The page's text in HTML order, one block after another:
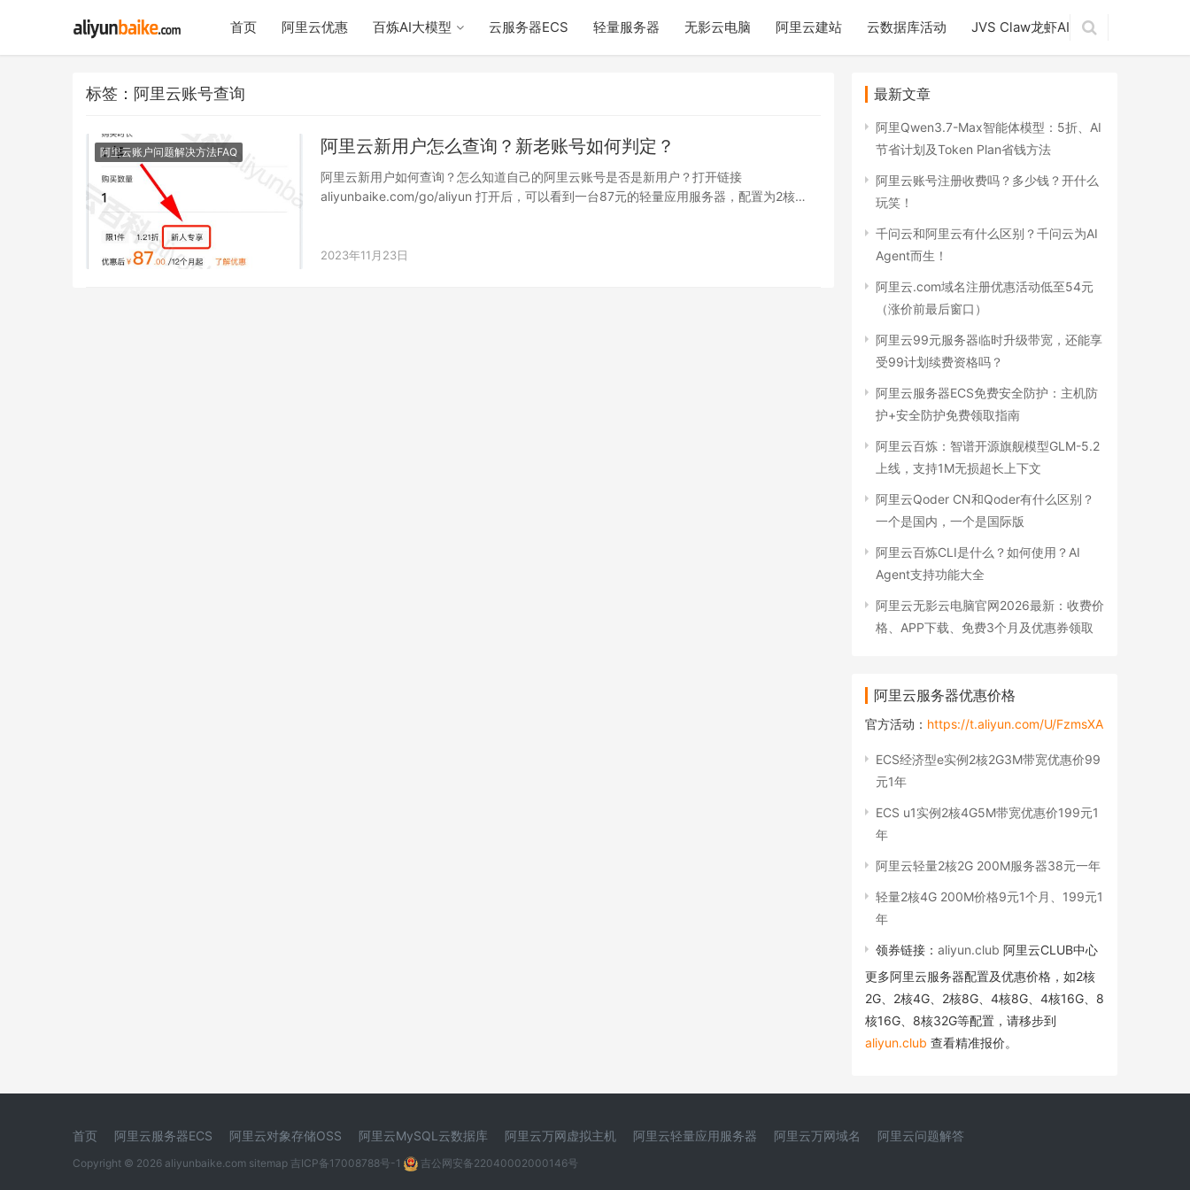
首页 阿里云优惠 百炼AI大模型 云服务器ECS 轻量服务器 无影云电脑 阿里云建站 云数据库活动 JVS Claw龙虾AI
标签：阿里云账号查询
阿里云账户问题解决方法FAQ 阿里云新用户怎么查询？新老账号如何判定？
阿里云新用户如何查询？怎么知道自己的阿里云账号是否是新用户？打开链接
aliyunbaike.com/go/aliyun 打开后，可以看到一台87元的轻量应用服务器，配置为2核
2023年11月23日
最新文章
阿里Qwen3.7-Max智能体模型：5折、AI
节省计划及Token Plan省钱方法
阿里云账号注册收费吗？多少钱？开什么
玩笑！
千问云和阿里云有什么区别？千问云为AI
Agent而生！
阿里云.com域名注册优惠活动低至54元
（涨价前最后窗口）
阿里云99元服务器临时升级带宽，还能享
受99计划续费资格吗？
阿里云服务器ECS免费安全防护：主机防
护+安全防护免费领取指南
阿里云百炼：智谱开源旗舰模型GLM-5.2
上线，支持1M无损超长上下文
阿里云Qoder CN和Qoder有什么区别？
一个是国内，一个是国际版
阿里云百炼CLI是什么？如何使用？AI
Agent支持功能大全
阿里云无影云电脑官网2026最新：收费价
格、APP下载、免费3个月及优惠券领取
阿里云服务器优惠价格
官方活动： https://t.aliyun.com/U/FzmsXA
ECS经济型e实例2核2G3M带宽优惠价99
元1年
ECS u1实例2核4G5M带宽优惠价199元1
年
阿里云轻量2核2G 200M服务器38元一年
轻量2核4G 200M价格9元1个月、199元1
年
领券链接： aliyun.club 阿里云CLUB中心
更多阿里云服务器配置及优惠价格，如2核
2G、2核4G、2核8G、4核8G、4核16G、8
核16G、8核32G等配置，请移步到
aliyun.club 查看精准报价。
首页 阿里云服务器ECS 阿里云对象存储OSS 阿里云MySQL云数据库 阿里云万网虚拟主机 阿里云轻量应用服务器 阿里云万网域名 阿里云问题解答
Copyright © 2026 aliyunbaike.com sitemap 吉ICP备17008788号-1 吉公网安备22040002000146号